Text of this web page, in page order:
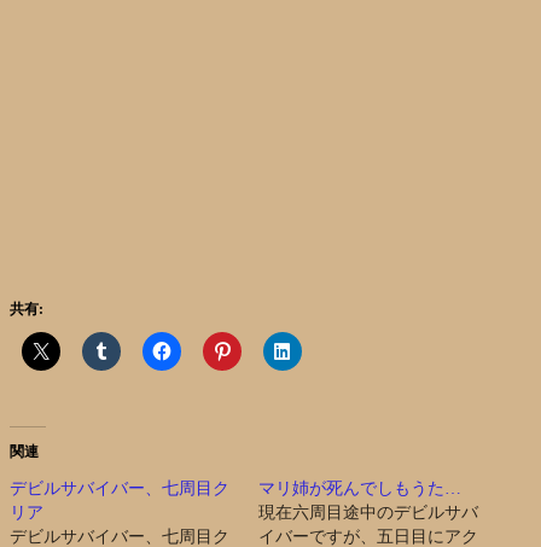
共有:
関連
デビルサバイバー、七周目ク
リア
デビルサバイバー、七周目ク
マリ姉が死んでしもうた…
現在六周目途中のデビルサバ
イバーですが、五日目にアク